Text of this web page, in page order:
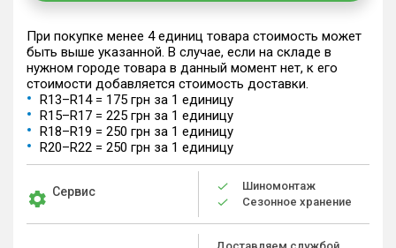
При покупке менее 4 единиц товара стоимость может
быть выше указанной. В случае, если на складе в
нужном городе товара в данный момент нет, к его
стоимости добавляется стоимость доставки.
R13–R14 = 175 грн за 1 единицу
R15–R17 = 225 грн за 1 единицу
R18–R19 = 250 грн за 1 единицу
R20–R22 = 250 грн за 1 единицу
Сервис
Шиномонтаж
Сезонное хранение